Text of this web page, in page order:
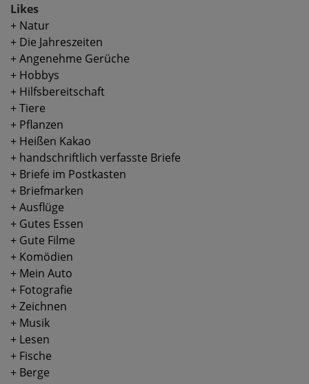
Likes
+ Natur
+ Die Jahreszeiten
+ Angenehme Gerüche
+ Hobbys
+ Hilfsbereitschaft
+ Tiere
+ Pflanzen
+ Heißen Kakao
+ handschriftlich verfasste Briefe
+ Briefe im Postkasten
+ Briefmarken
+ Ausflüge
+ Gutes Essen
+ Gute Filme
+ Komödien
+ Mein Auto
+ Fotografie
+ Zeichnen
+ Musik
+ Lesen
+ Fische
+ Berge